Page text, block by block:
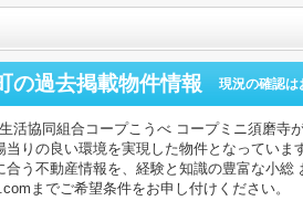
の過去掲載物件情報 現況の確認は
活協同組合コープこうべ コープミニ須磨寺
当りの良い環境を実現した物件となってい
合う不動産情報を、経験と知識の豊富な小
までご希望条件をお申し付けください。